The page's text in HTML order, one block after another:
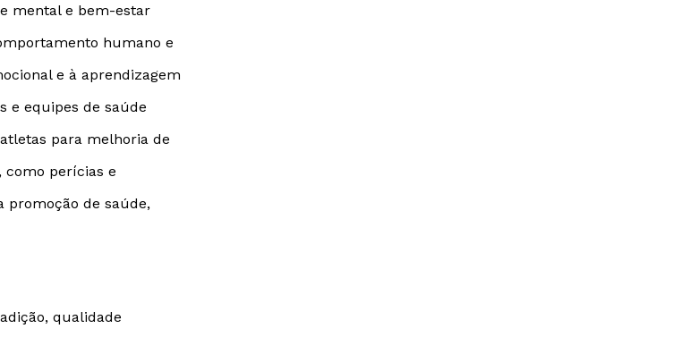
mental e bem-estar
humano e
e à aprendizagem
e equipes de saúde
para melhoria de
como perícias e
promoção de saúde,
qualidade
dados sejam utilizados para o
dados sejam utilizados para o